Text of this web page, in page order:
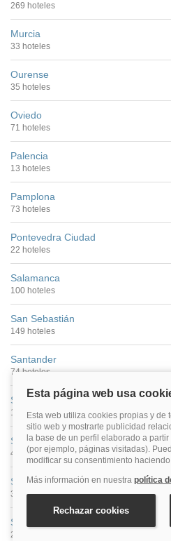
269 hoteles
Murcia
33 hoteles
Ourense
35 hoteles
Oviedo
71 hoteles
Palencia
13 hoteles
Pamplona
73 hoteles
Pontevedra Ciudad
22 hoteles
Salamanca
100 hoteles
San Sebastián
149 hoteles
Santander
74 hoteles
Santiago De Compostela
176 hoteles
Segovia
40 hoteles
Sevilla
390 hoteles
Soria
27 hoteles